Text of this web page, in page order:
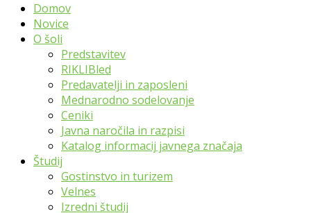
Domov
Novice
O šoli
Predstavitev
RIKLIBled
Predavatelji in zaposleni
Mednarodno sodelovanje
Ceniki
Javna naročila in razpisi
Katalog informacij javnega značaja
Študij
Gostinstvo in turizem
Velnes
Izredni študij